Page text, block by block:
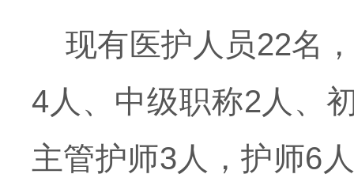
现有医护人员22名
4人、中级职称2人、
主管护师3人，护师6